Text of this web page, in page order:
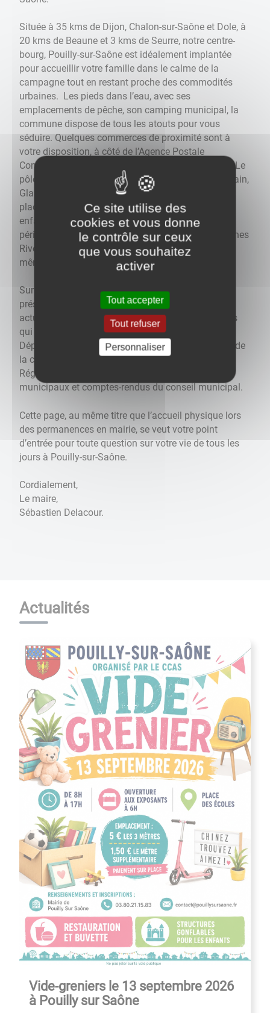
Située à 35 kms de Dijon, Chalon-sur-Saône et Dole, à
20 kms de Beaune et 3 kms de Seurre, notre centre-
bourg, Pouilly-sur-Saône est idéalement implantée
pour accueillir votre famille dans le calme de la
campagne tout en restant proche des commodités
urbaines. Les pieds dans l’eau, avec ses
emplacements de pêche, son camping municipal, la
commune dispose de tous les atouts pour vous
séduire. Quelques commerces de proximité sont à
votre disposition, à côté de l’Agence Postale
Communale et du complexe mairie-salle des fêtes. Le
pôle scolaire, regroupant les communes de Montmain,
Glanon, Auvillars-sur-Saône et Pouilly, situé sur la
place des écoles, au cœur du village, accueille les
enfants de la maternelle au CM2. Un accueil
périscolaire, assuré par la communauté de communes
Rives de Saône est également proposé dans les
mêmes locaux.
Sur cette page, nous vous proposons de vous
présenter l’équipe municipale, ses projets, les
actualités de votre commune, les liens vers les sites
qui vous concernent (Communauté de Communes,
Département, Région, Etat…) ainsi qu’un historique de
la commune, ses entreprises et commerces.
Régulièrement vous y retrouverez les bulletins
municipaux et comptes-rendus du conseil municipal.
Cette page, au même titre que l’accueil physique lors
des permanences en mairie, se veut votre point
d’entrée pour toute question sur votre vie de tous les
jours à Pouilly-sur-Saône.
Cordialement,
Le maire,
​​​​​​​Sébastien Delacour.
Actualités
Vide-greniers le 13 septembre 2026
à Pouilly sur Saône
Ce site utilise des
cookies et vous donne
le contrôle sur ceux
que vous souhaitez
activer
Tout accepter
Tout refuser
Personnaliser